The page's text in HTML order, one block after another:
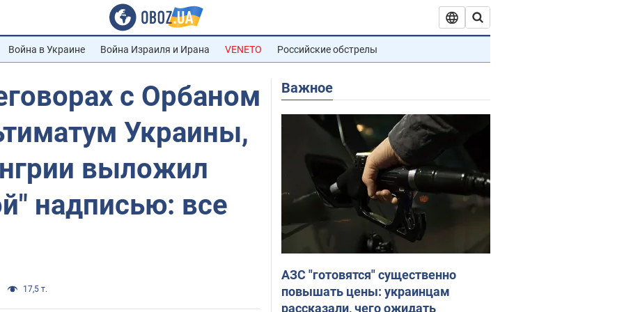
Война в Украине Война Израиля и Ирана VENETO Российские обстрелы
с Орбаном
Украины,
выложил
надписью: все
17,5 т.
Важное
АЗС "готовятся" существенно
повышать цены: украинцам
рассказали, чего ожидать